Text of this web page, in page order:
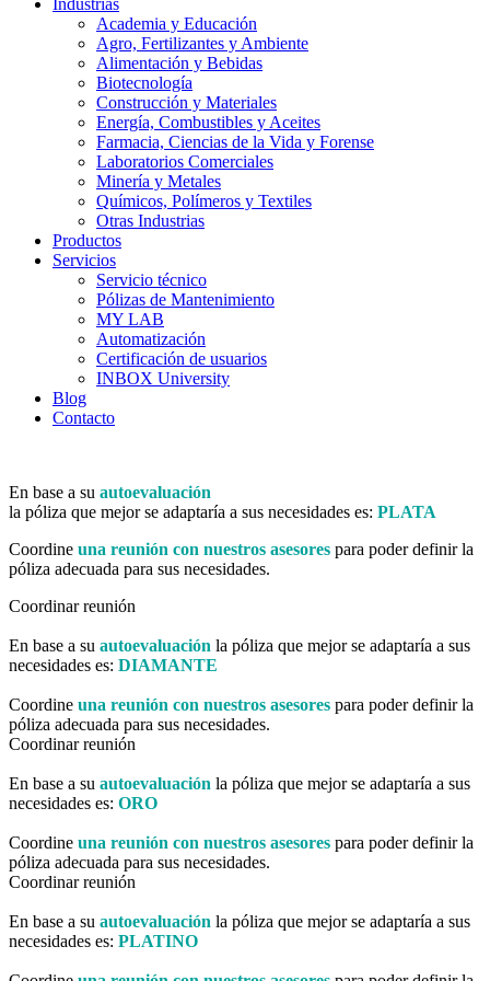
Industrias
Academia y Educación
Agro, Fertilizantes y Ambiente
Alimentación y Bebidas
Biotecnología
Construcción y Materiales
Energía, Combustibles y Aceites
Farmacia, Ciencias de la Vida y Forense
Laboratorios Comerciales
Minería y Metales
Químicos, Polímeros y Textiles
Otras Industrias
Productos
Servicios
Servicio técnico
Pólizas de Mantenimiento
MY LAB
Automatización
Certificación de usuarios
INBOX University
Blog
Contacto
En base a su autoevaluación
la póliza que mejor se adaptaría a sus necesidades es: PLATA
Coordine una reunión con nuestros asesores para poder definir la
póliza adecuada para sus necesidades.
Coordinar reunión
En base a su autoevaluación la póliza que mejor se adaptaría a sus
necesidades es: DIAMANTE
Coordine una reunión con nuestros asesores para poder definir la
póliza adecuada para sus necesidades.
Coordinar reunión
En base a su autoevaluación la póliza que mejor se adaptaría a sus
necesidades es: ORO
Coordine una reunión con nuestros asesores para poder definir la
póliza adecuada para sus necesidades.
Coordinar reunión
En base a su autoevaluación la póliza que mejor se adaptaría a sus
necesidades es: PLATINO